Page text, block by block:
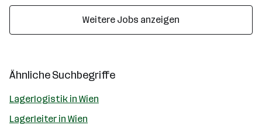
Weitere Jobs anzeigen
Ähnliche Suchbegriffe
Lagerlogistik in Wien
Lagerleiter in Wien